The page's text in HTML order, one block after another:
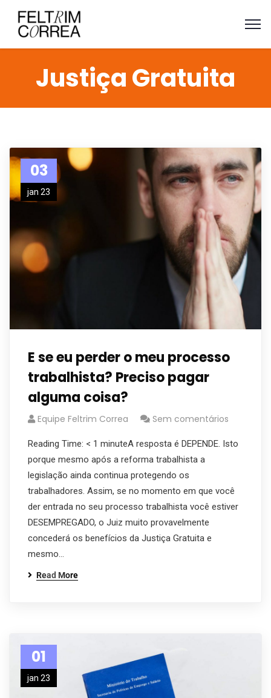
Justiça Gratuita
03
jan 23
E se eu perder o meu processo
trabalhista? Preciso pagar
alguma coisa?
Equipe Feltrim Correa Sem comentários
Reading Time: < 1 minuteA resposta é DEPENDE. Isto
porque mesmo após a reforma trabalhista a
legislação ainda continua protegendo os
trabalhadores. Assim, se no momento em que você
der entrada no seu processo trabalhista você estiver
DESEMPREGADO, o Juiz muito provavelmente
concederá os benefícios da Justiça Gratuita e
mesmo…
Read More
01
jan 23